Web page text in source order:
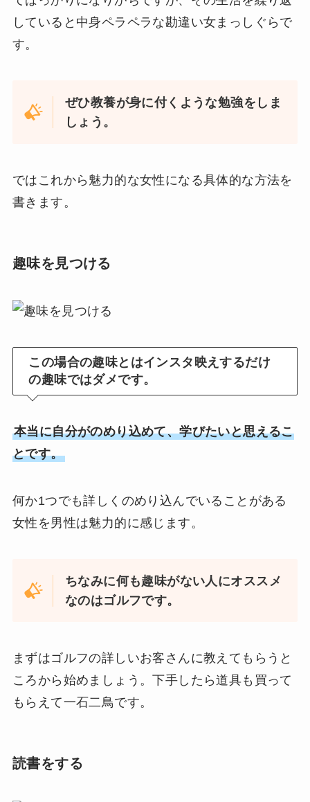
していると中身ペラペラな勘違い女まっしぐらで
す。
ぜひ教養が身に付くような勉強をしま
しょう。
ではこれから魅力的な女性になる具体的な方法を
書きます。
趣味を見つける
この場合の趣味とはインスタ映えするだけ
の趣味ではダメです。
本当に自分がのめり込めて、学びたいと思えるこ
とです。
何か1つでも詳しくのめり込んでいることがある
女性を男性は魅力的に感じます。
ちなみに何も趣味がない人にオススメ
なのはゴルフです。
まずはゴルフの詳しいお客さんに教えてもらうと
ころから始めましょう。下手したら道具も買って
もらえて一石二鳥です。
読書をする